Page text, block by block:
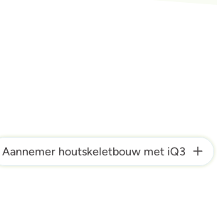
Aannemer houtskeletbouw met iQ3